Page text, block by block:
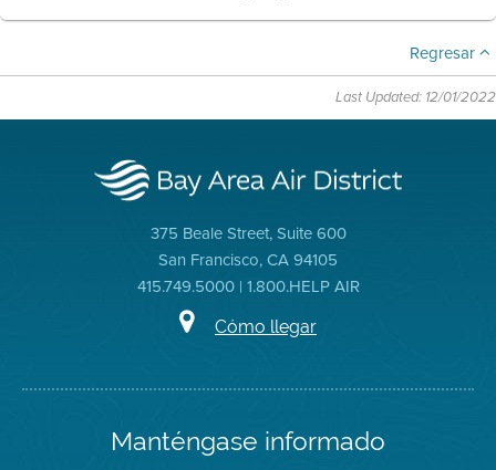
Regresar
Last Updated: 12/01/2022
375 Beale Street, Suite 600
San Francisco, CA 94105
415.749.5000 | 1.800.HELP AIR
Cómo llegar
Manténgase informado